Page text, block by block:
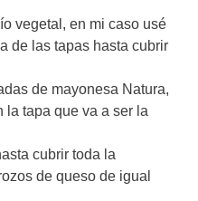
vegetal, en mi caso usé
de las tapas hasta cubrir
de mayonesa Natura,
la tapa que va a ser la
cubrir toda la
de queso de igual